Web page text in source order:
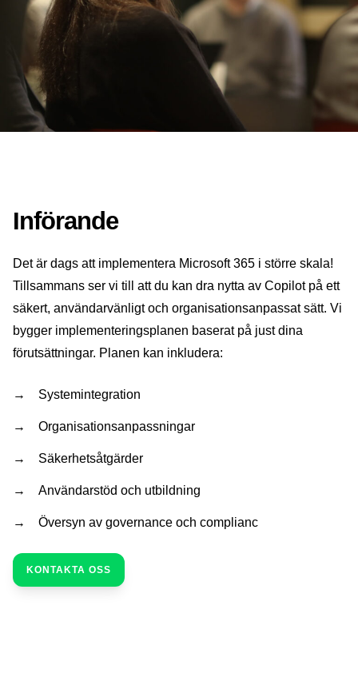
Införande
Det är dags att implementera Microsoft 365 i större skala!
Tillsammans ser vi till att du kan dra nytta av Copilot på ett
säkert, användarvänligt och organisationsanpassat sätt. Vi
bygger implementeringsplanen baserat på just dina
förutsättningar. Planen kan inkludera:
Systemintegration
Organisationsanpassningar
Säkerhetsåtgärder
Användarstöd och utbildning
Översyn av governance och complianc
KONTAKTA OSS